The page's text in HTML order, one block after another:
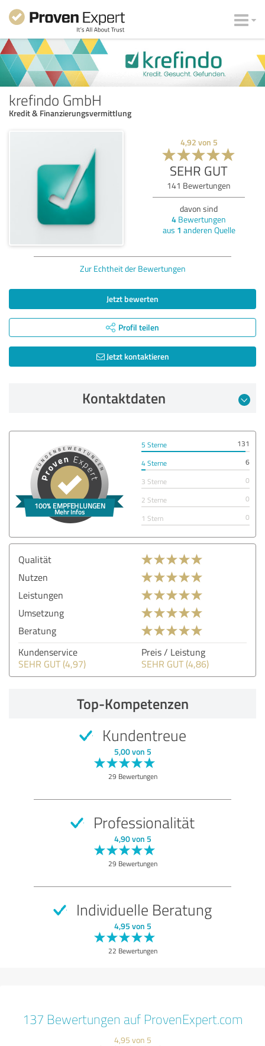
krefindo GmbH
Kredit & Finanzierungsvermittlung
4,92 von 5
SEHR GUT
141 Bewertungen
davon sind
4 Bewertungen
aus 1 anderen Quelle
Zur Echtheit der Bewertungen
Jetzt bewerten
Profil teilen
Jetzt kontaktieren
Kontaktdaten
5 Sterne
131
4 Sterne
6
3 Sterne
0
2 Sterne
0
1 Stern
0
Qualität
Nutzen
Leistungen
Umsetzung
Beratung
Kundenservice
SEHR GUT (4,97)
Preis / Leistung
SEHR GUT (4,86)
Top-Kompetenzen
Kundentreue
5,00 von 5
29 Bewertungen
Professionalität
4,90 von 5
29 Bewertungen
Individuelle Beratung
4,95 von 5
22 Bewertungen
137 Bewertungen auf ProvenExpert.com
4,95 von 5